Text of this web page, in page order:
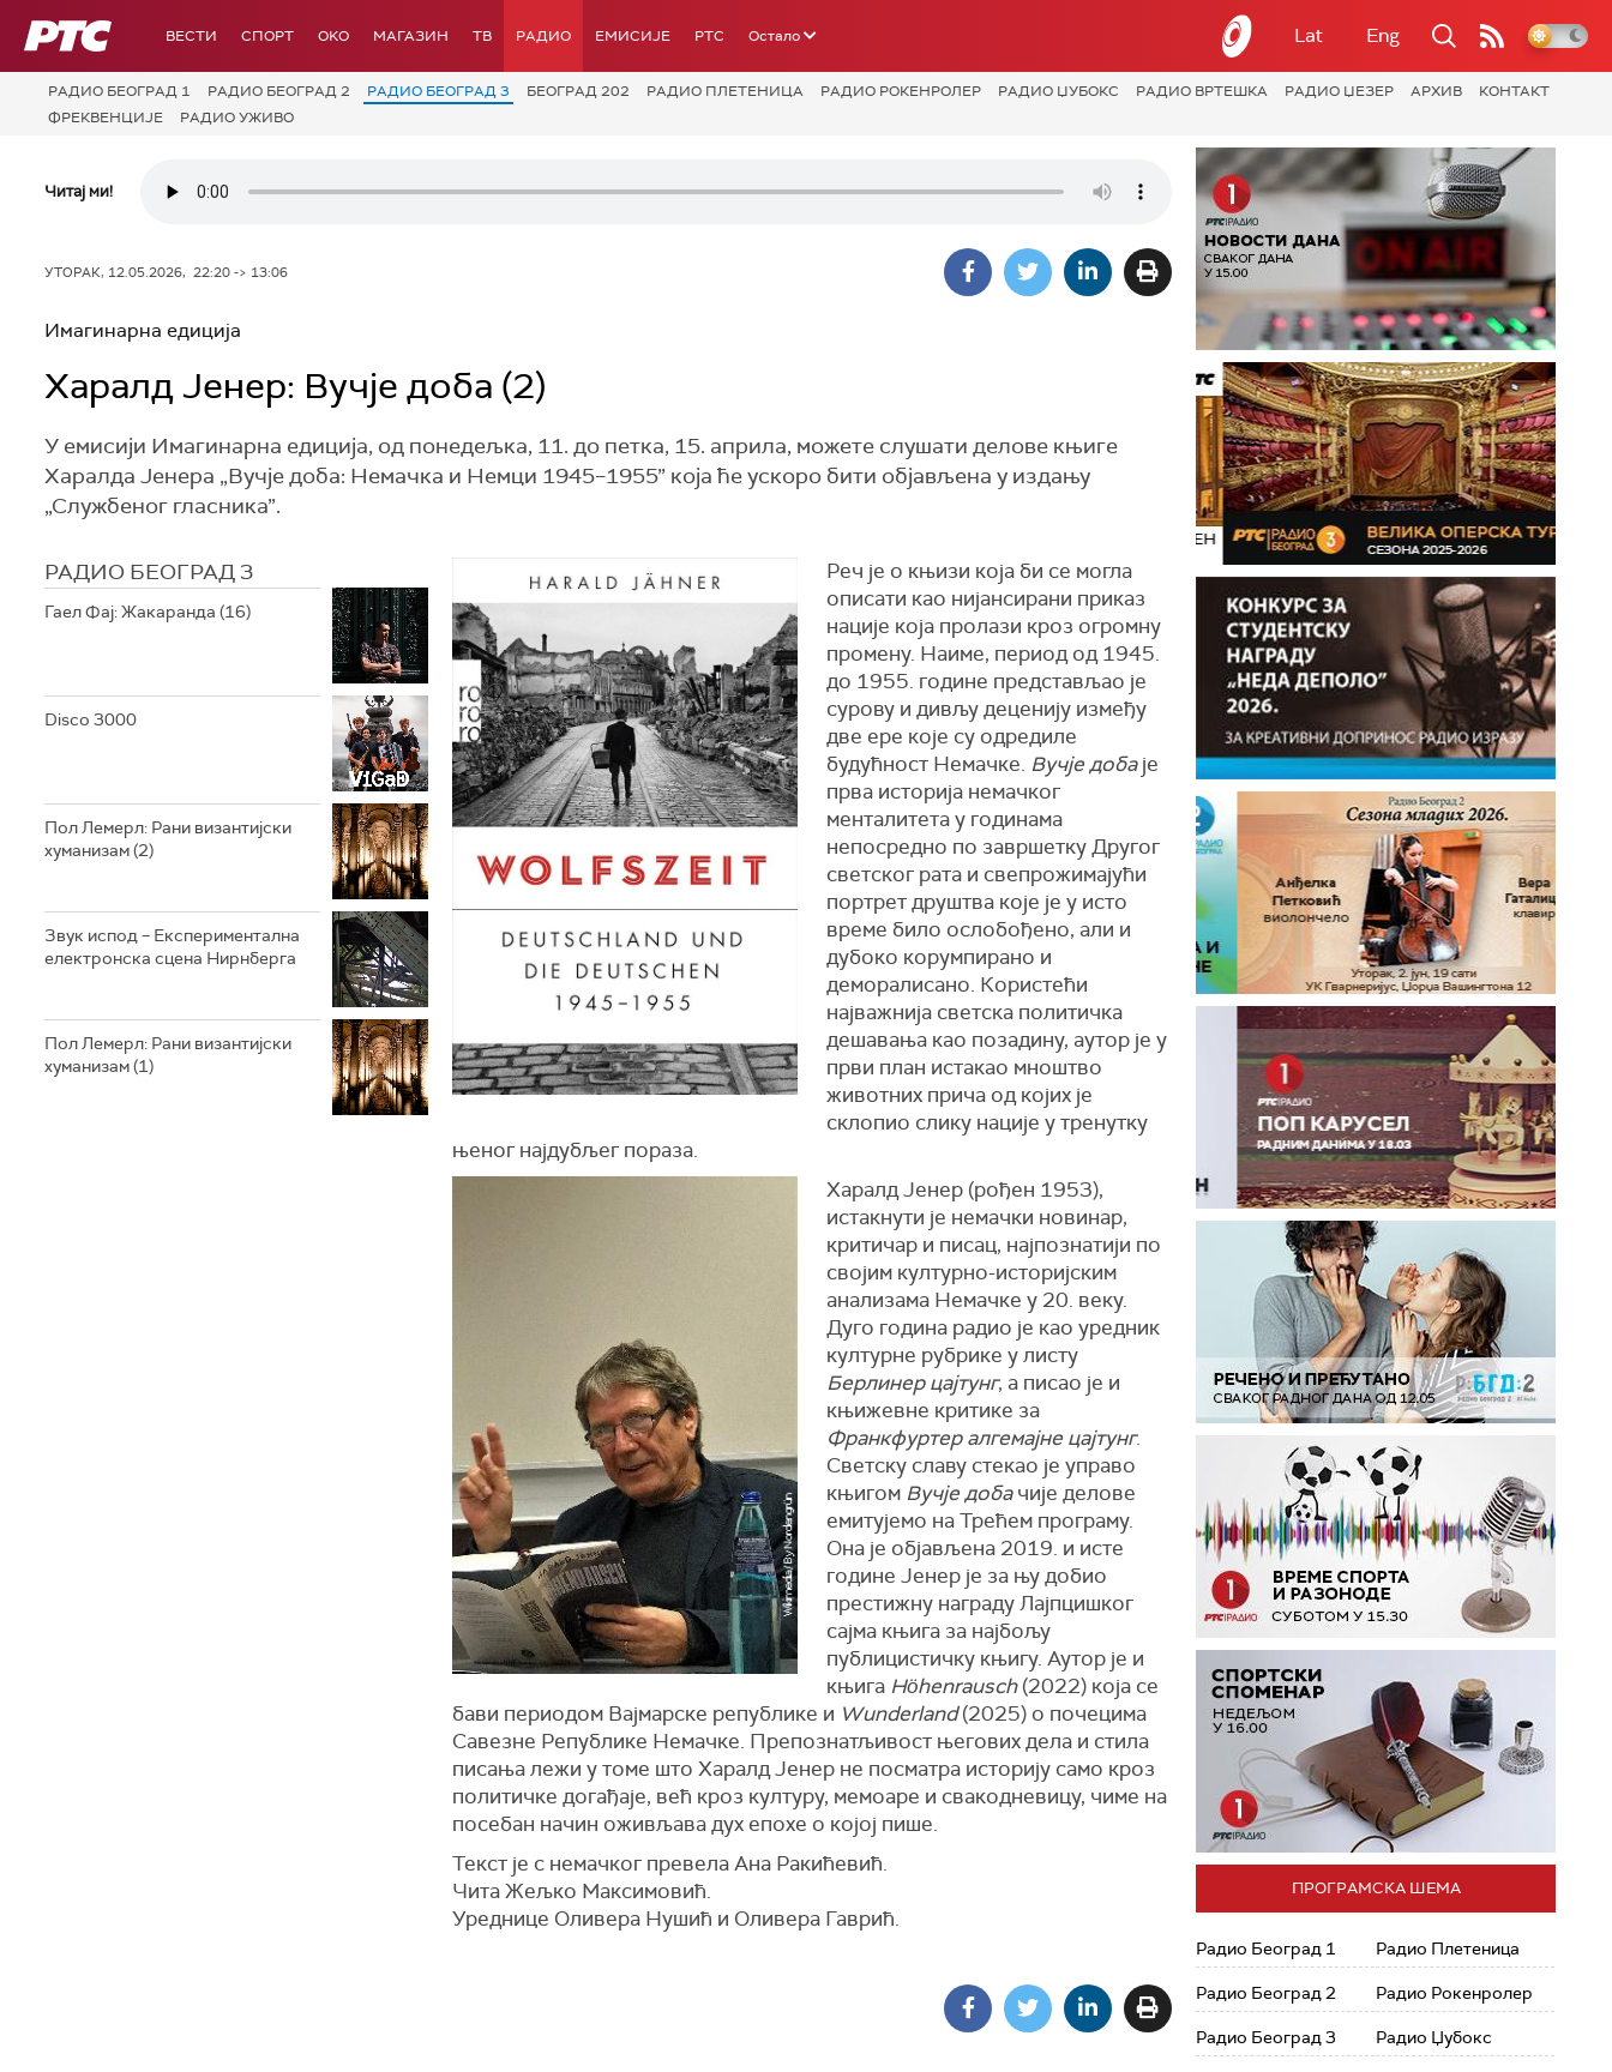
РТС ВЕСТИ СПОРТ OKO МАГАЗИН ТВ РАДИО ЕМИСИЈЕ РТС Остало Lat Eng
РАДИО БЕОГРАД 1 РАДИО БЕОГРАД 2 РАДИО БЕОГРАД 3 БЕОГРАД 202 РАДИО ПЛЕТЕНИЦА РАДИО РОКЕНРОЛЕР РАДИО ЏУБОКС РАДИО ВРТЕШКА РАДИО ЏЕЗЕР АРХИВ
КОНТАКТ
ФРЕКВЕНЦИЈЕ
РАДИО УЖИВО
Читај ми!
УТОРАК, 12.05.2026, 22:20 -> 13:06
Имагинарна едиција
Харалд Јенер: Вучје доба (2)
У емисији Имагинарна едиција, од понедељка, 11. до петка, 15. априла, можете слушати делове књиге
Харалда Јенера „Вучје доба: Немачка и Немци 1945–1955” која ће ускоро бити објављена у издању
„Службеног гласника”.
РАДИО БЕОГРАД 3
Гаел Фај: Жакаранда (16)
Disco 3000
Пол Лемерл: Рани византијски
хуманизам (2)
Звук испод – Експериментална
електронска сцена Нирнберга
Пол Лемерл: Рани византијски
хуманизам (1)
Реч је о књизи која би се могла
описати као нијансирани приказ
нације која пролази кроз огромну
промену. Наиме, период од 1945.
до 1955. године представљао је
сурову и дивљу деценију између
две ере које су одредиле
будућност Немачке. Вучје добаје
прва историја немачког
менталитета у годинама
непосредно по завршетку Другог
светског рата и свепрожимајући
портрет друштва које је у исто
време било ослобођено, али и
дубоко корумпирано и
деморалисано. Користећи
најважнија светска политичка
дешавања као позадину, аутор је у
први план истакао мноштво
животних прича од којих је
склопио слику нације у тренутку
њеног најдубљег пораза.
Харалд Јенер (рођен 1953),
истакнути је немачки новинар,
критичар и писац, најпознатији по
својим културно-историјским
анализама Немачке у 20. веку.
Дуго година радио је као уредник
културне рубрике у листу
Берлинер цајтунг, а писао је и
књижевне критике за
Франкфуртер алгемајне цајтунг.
Светску славу стекао је управо
књигом Вучје добачије делове
емитујемо на Трећем програму.
Она је објављена 2019. и исте
године Јенер је за њу добио
престижну награду Лајпцишког
сајма књига за најбољу
публицистичку књигу. Аутор је и
књига Höhenrausch(2022) која се
бави периодом Вајмарске републике и Wunderland(2025) о почецима
Савезне Републике Немачке. Препознатљивост његових дела и стила
писања лежи у томе што Харалд Јенер не посматра историју само кроз
политичке догађаје, већ кроз културу, мемоаре и свакодневицу, чиме на
посебан начин оживљава дух епохе о којој пише.
Текст је с немачког превела Ана Ракићевић.
Чита Жељко Максимовић.
Уреднице Оливера Нушић и Оливера Гаврић.
ПРОГРАМСКА ШЕМА
Радио Београд 1
Радио Београд 2
Радио Београд 3
Радио Плетеница
Радио Рокенролер
Радио Џубокс